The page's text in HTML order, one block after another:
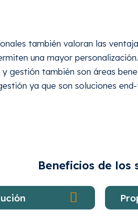
también valoran las
una mayor personalización.
y gestión también son áreas
ya que son soluciones
Beneficios de